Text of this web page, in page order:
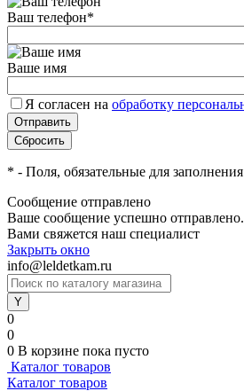
Ваш телефон*
Ваше имя
Я согласен на обработку
* - Поля, обязательные для заполнения
Сообщение отправлено
Ваше сообщение успешно
Вами свяжется наш специалист
Закрыть окно
info@leldetkam.ru
0
0
0 В корзине пока пусто
Каталог товаров
Каталог товаров